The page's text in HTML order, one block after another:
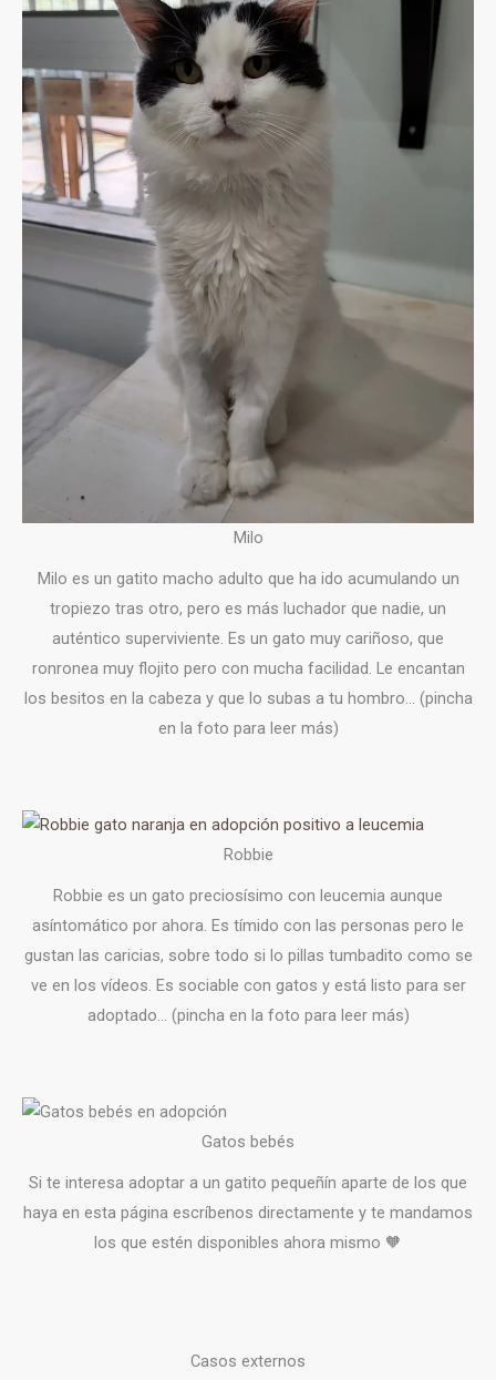
Milo
Milo es un gatito macho adulto que ha ido acumulando un
tropiezo tras otro, pero es más luchador que nadie, un
auténtico superviviente. Es un gato muy cariñoso, que
ronronea muy flojito pero con mucha facilidad. Le encantan
los besitos en la cabeza y que lo subas a tu hombro… (pincha
en la foto para leer más)
Robbie
Robbie es un gato preciosísimo con leucemia aunque
asíntomático por ahora. Es tímido con las personas pero le
gustan las caricias, sobre todo si lo pillas tumbadito como se
ve en los vídeos. Es sociable con gatos y está listo para ser
adoptado… (pincha en la foto para leer más)
Gatos bebés
Si te interesa adoptar a un gatito pequeñín aparte de los que
haya en esta página escríbenos directamente y te mandamos
los que estén disponibles ahora mismo 🧡
Casos externos